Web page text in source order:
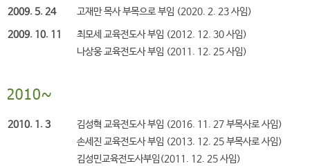
2009. 5. 24 고재만 목사 부목으로 부임 (2020. 2. 23 사임)
2009. 10. 11
최모세 교육전도사 부임 (2012. 12. 30 사임)
나상웅 교육전도사 부임 (2011. 12. 25 사임)
2010. 1. 3
김성혁 교육전도사 부임 (2016. 11. 27 부목사로 사임)
손세진 교육전도사 부임 (2013. 12. 25 부목사로 사임)
김성민교육전도사부임(2011. 12. 25 사임)